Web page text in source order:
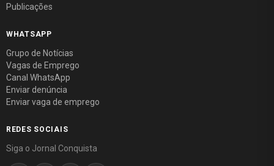
Publicações
WHATSAPP
Grupo de Notícias
Vagas de Emprego
Canal WhatsApp
Enviar denúncia
Enviar vaga de emprego
REDES SOCIAIS
Siga o Jornal Conquista